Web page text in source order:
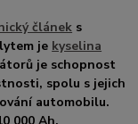
článek s
je kyselina
je schopnost
spolu s jejich
automobilu.